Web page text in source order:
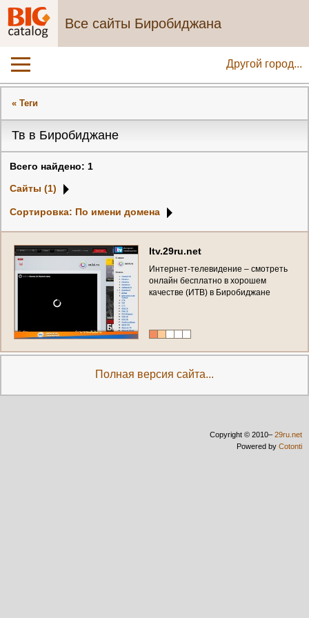
Все сайты Биробиджана
Другой город...
« Теги
Тв в Биробиджане
Всего найдено: 1
Сайты (1)
Сортировка: По имени домена
Itv.29ru.net
Интернет-телевидение – cмотреть
онлайн бесплатно в хорошем
качестве (ИТВ) в Биробиджане
Полная версия сайта...
Copyright © 2010– 29ru.net
Powered by Cotonti